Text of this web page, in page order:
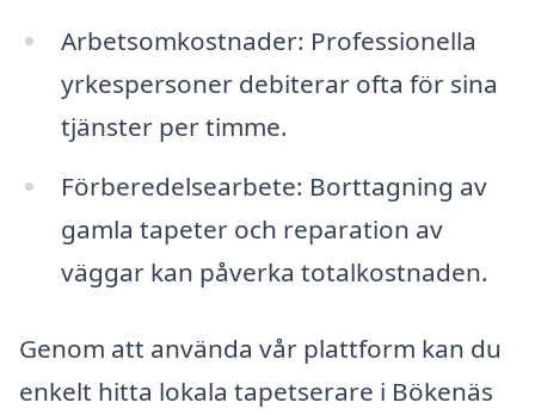
Arbetsomkostnader: Professionella
yrkespersoner debiterar ofta för sina
tjänster per timme.
Förberedelsearbete: Borttagning av
gamla tapeter och reparation av
väggar kan påverka totalkostnaden.
Genom att använda vår plattform kan du
enkelt hitta lokala tapetserare i Bökenäs